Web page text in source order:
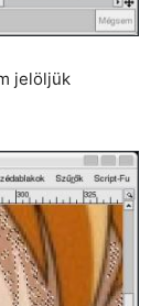
jelöljük